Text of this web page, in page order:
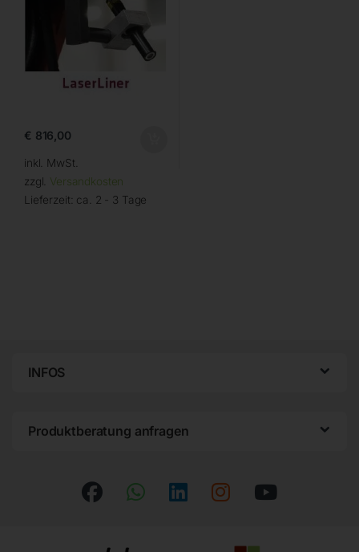
€ 816,00
inkl. MwSt.
zzgl. Versandkosten
Lieferzeit: ca. 2 - 3 Tage
INFOS
Produktberatung anfragen